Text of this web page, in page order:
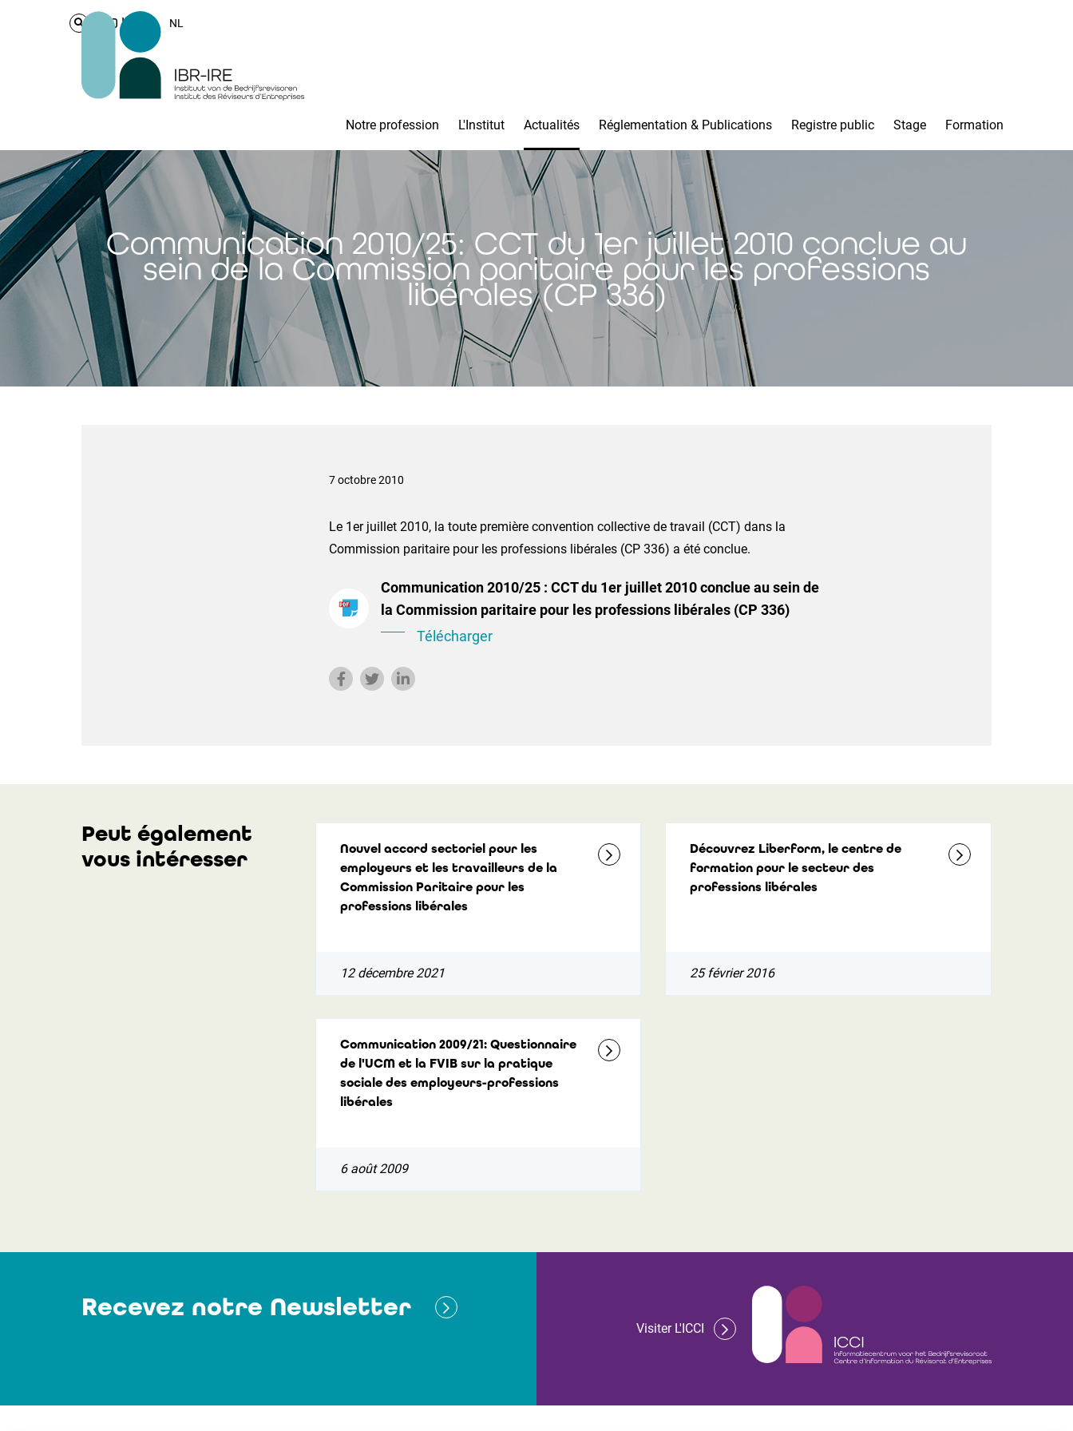
Login NL
Notre profession L'Institut Actualités Réglementation & Publications Registre public Stage Formation
Communication 2010/25: CCT du 1er juillet 2010 conclue au
sein de la Commission paritaire pour les professions
libérales (CP 336)
7 octobre 2010
Le 1er juillet 2010, la toute première convention collective de travail (CCT) dans la
Commission paritaire pour les professions libérales (CP 336) a été conclue.
Communication 2010/25 : CCT du 1er juillet 2010 conclue au sein de
la Commission paritaire pour les professions libérales (CP 336)
Télécharger
Peut également
vous intéresser
Nouvel accord sectoriel pour les
employeurs et les travailleurs de la
Commission Paritaire pour les
professions libérales
12 décembre 2021
Découvrez Liberform, le centre de
formation pour le secteur des
professions libérales
25 février 2016
Communication 2009/21: Questionnaire
de l'UCM et la FVIB sur la pratique
sociale des employeurs-professions
libérales
6 août 2009
Recevez notre Newsletter
Visiter L'ICCI